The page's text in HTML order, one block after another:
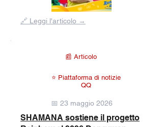
dalla
galleria
🔗 Leggi l'articolo →
📰 Articolo
⭐ Piattaforma di notizie
QQ
📅 23 maggio 2026
SHAMANA sostiene il progetto